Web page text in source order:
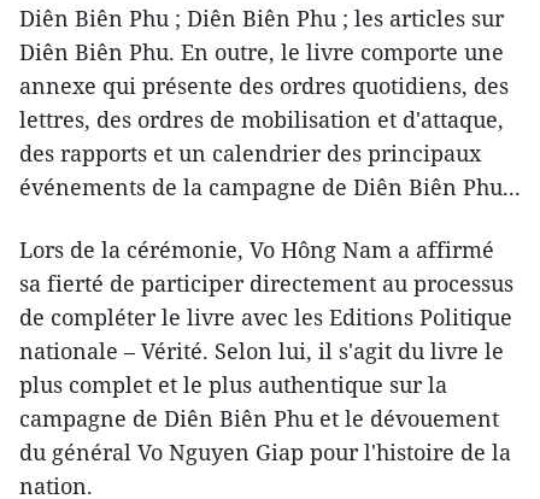
Diên Biên Phu ; Diên Biên Phu ; les articles sur
Diên Biên Phu. En outre, le livre comporte une
annexe qui présente des ordres quotidiens, des
lettres, des ordres de mobilisation et d'attaque,
des rapports et un calendrier des principaux
événements de la campagne de Diên Biên Phu...
Lors de la cérémonie, Vo Hông Nam a affirmé
sa fierté de participer directement au processus
de compléter le livre avec les Editions Politique
nationale – Vérité. Selon lui, il s'agit du livre le
plus complet et le plus authentique sur la
campagne de Diên Biên Phu et le dévouement
du général Vo Nguyen Giap pour l'histoire de la
nation.